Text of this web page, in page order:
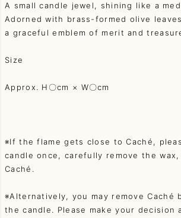
A small candle jewel, shining like a
Adorned with brass-formed olive
a graceful emblem of merit and
Size
Approx. H〇cm × W〇cm
※If the flame gets close to Caché,
candle once, carefully remove the
Caché.
※Alternatively, you may remove Caché
the candle. Please make your decision